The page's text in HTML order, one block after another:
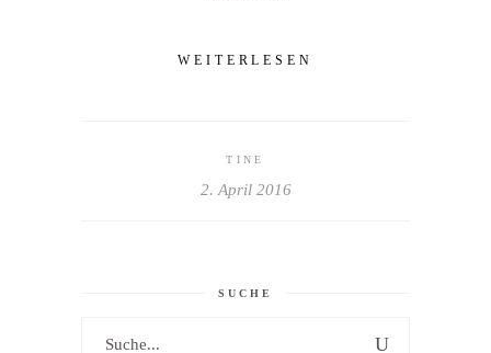
WEITERLESEN
TINE
2. April 2016
SUCHE